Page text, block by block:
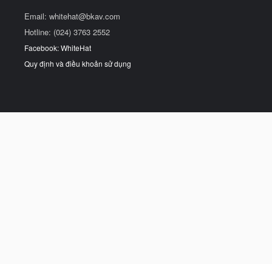
Email: whitehat@bkav.com
Hotline: (024) 3763 2552
Facebook: WhiteHat
Quy định và điều khoản sử dụng